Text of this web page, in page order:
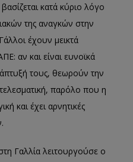
κατά κύριο λόγο
της αναγκών στην
έχουν μεικτά
αν και είναι ευνοϊκά
τους, θεωρούν την
παρόλο που η
και έχει αρνητικές
Γαλλία λειτουργούσε ο